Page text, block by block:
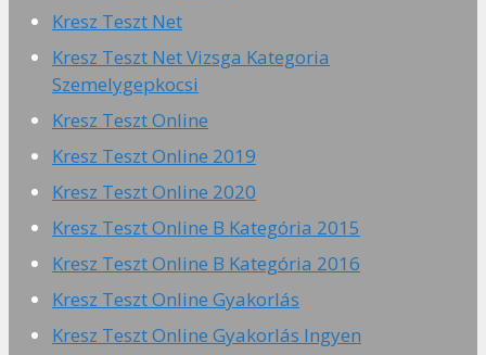
Kresz Teszt Net
Kresz Teszt Net Vizsga Kategoria
Szemelygepkocsi
Kresz Teszt Online
Kresz Teszt Online 2019
Kresz Teszt Online 2020
Kresz Teszt Online B Kategória 2015
Kresz Teszt Online B Kategória 2016
Kresz Teszt Online Gyakorlás
Kresz Teszt Online Gyakorlás Ingyen